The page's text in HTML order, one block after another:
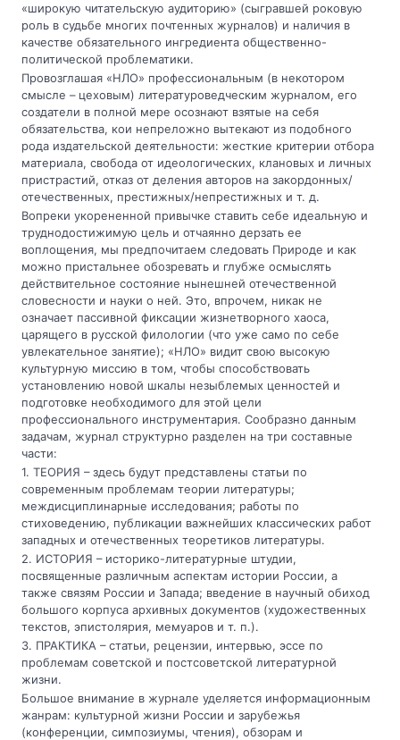
«широкую читательскую аудиторию» (сыгравшей роковую
роль в судьбе многих почтенных журналов) и наличия в
качестве обязательного ингредиента общественно-
политической проблематики.
Провозглашая «НЛО» профессиональным (в некотором
смысле – цеховым) литературоведческим журналом, его
создатели в полной мере осознают взятые на себя
обязательства, кои непреложно вытекают из подобного
рода издательской деятельности: жесткие критерии отбора
материала, свобода от идеологических, клановых и личных
пристрастий, отказ от деления авторов на закордонных/
отечественных, престижных/непрестижных и т. д.
Вопреки укорененной привычке ставить себе идеальную и
труднодостижимую цель и отчаянно дерзать ее
воплощения, мы предпочитаем следовать Природе и как
можно пристальнее обозревать и глубже осмыслять
действительное состояние нынешней отечественной
словесности и науки о ней. Это, впрочем, никак не
означает пассивной фиксации жизнетворного хаоса,
царящего в русской филологии (что уже само по себе
увлекательное занятие); «НЛО» видит свою высокую
культурную миссию в том, чтобы способствовать
установлению новой шкалы незыблемых ценностей и
подготовке необходимого для этой цели
профессионального инструментария. Сообразно данным
задачам, журнал структурно разделен на три составные
части:
1. ТЕОРИЯ – здесь будут представлены статьи по
современным проблемам теории литературы;
междисциплинарные исследования; работы по
стиховедению, публикации важнейших классических работ
западных и отечественных теоретиков литературы.
2. ИСТОРИЯ – историко-литературные штудии,
посвященные различным аспектам истории России, а
также связям России и Запада; введение в научный обиход
большого корпуса архивных документов (художественных
текстов, эпистолярия, мемуаров и т. п.).
3. ПРАКТИКА – статьи, рецензии, интервью, эссе по
проблемам советской и постсоветской литературной
жизни.
Большое внимание в журнале уделяется информационным
жанрам: культурной жизни России и зарубежья
(конференции, симпозиумы, чтения), обзорам и